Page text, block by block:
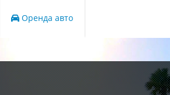
Оренда авто